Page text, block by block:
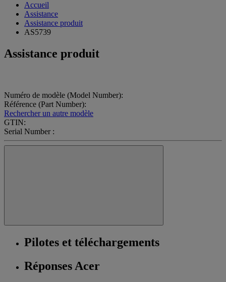
Accueil
Assistance
Assistance produit
AS5739
Assistance produit
Numéro de modèle (Model Number):
Référence (Part Number):
Rechercher un autre modèle
GTIN:
Serial Number :
Pilotes et téléchargements
Réponses Acer